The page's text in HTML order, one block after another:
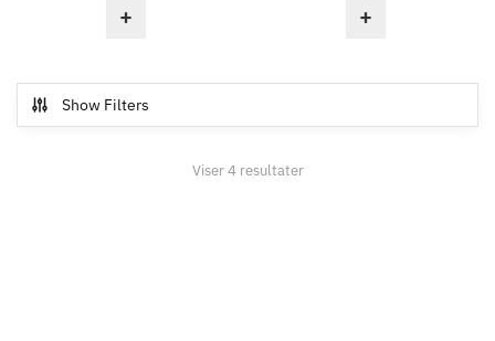
+ +
Show Filters
Viser 4 resultater